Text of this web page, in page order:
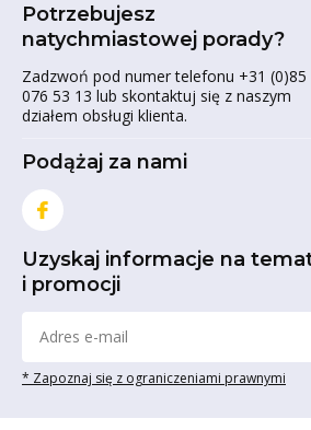
Potrzebujesz
natychmiastowej porady?
Zadzwoń pod numer telefonu +31 (0)85
076 53 13 lub skontaktuj się z naszym
działem obsługi klienta.
Podążaj za nami
Uzyskaj informacje na
i promocji
* Zapoznaj się z ograniczeniami prawnymi